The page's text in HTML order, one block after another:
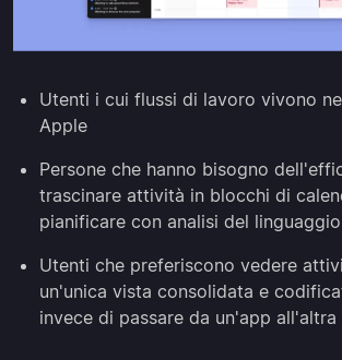
Utenti i cui flussi di lavoro vivono
Apple
Persone che hanno bisogno
trascinare attività in blocchi di
pianificare con analisi del
Utenti che preferiscono vedere
un'unica vista consolidata e
invece di passare da un'app all'altra